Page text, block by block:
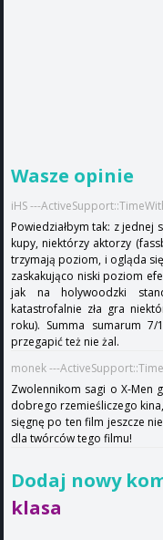
Wasze opinie
iHS ---
Powiedziałbym tak: z jednej
kupy, niektórzy aktorzy
trzymają poziom, i ogląda
zaskakująco niski poziom
jak na holywoodzki
katastrofalnie zła gra
roku). Summa sumarum
przegapić też nie żal.
monek ---
Zwolennikom sagi o X-Men
dobrego rzemieśliczego
sięgnę po ten film jeszcze
dla twórców tego filmu!
Dodaj nowy
klasa